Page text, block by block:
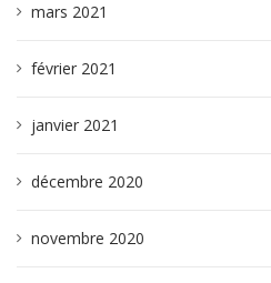
mars 2021
février 2021
janvier 2021
décembre 2020
novembre 2020